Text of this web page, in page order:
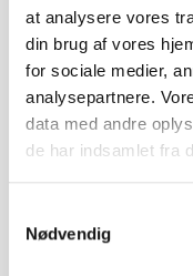
at analysere vores
din brug af vores
for sociale medier,
analysepartnere.
data med andre
de har indsamlet fra
Nødvendig